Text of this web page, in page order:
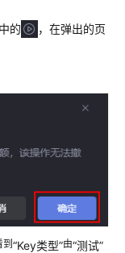
的
，在弹出的页
“Key类型”由“测试”